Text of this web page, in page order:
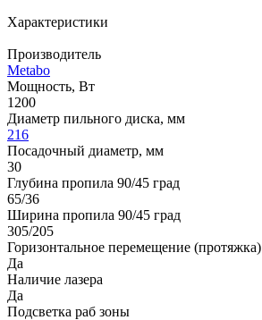
Характеристики
Производитель
Metabo
Мощность, Вт
1200
Диаметр пильного диска, мм
216
Посадочный диаметр, мм
30
Глубина пропила 90/45 град
65/36
Ширина пропила 90/45 град
305/205
Горизонтальное перемещение (протяжка)
Да
Наличие лазера
Да
Подсветка раб зоны